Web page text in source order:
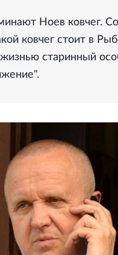
Ноев ковчег.
ковчег стоит в
старинный